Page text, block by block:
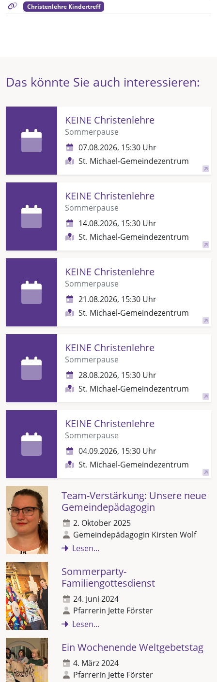
Christenlehre Kindertreff
Das könnte Sie auch interessieren:
KEINE Christenlehre
Sommerpause
07.08.2026, 15:30 Uhr
St. Michael-Gemeindezentrum
KEINE Christenlehre
Sommerpause
14.08.2026, 15:30 Uhr
St. Michael-Gemeindezentrum
KEINE Christenlehre
Sommerpause
21.08.2026, 15:30 Uhr
St. Michael-Gemeindezentrum
KEINE Christenlehre
Sommerpause
28.08.2026, 15:30 Uhr
St. Michael-Gemeindezentrum
KEINE Christenlehre
Sommerpause
04.09.2026, 15:30 Uhr
St. Michael-Gemeindezentrum
Team-Verstärkung: Unsere neue
Gemeindepädagogin
2. Oktober 2025
Gemeindepädagogin Kirsten Wolf
Lesen...
Sommerparty-
Familiengottesdienst
24. Juni 2024
Pfarrerin Jette Förster
Lesen...
Ein Wochenende Weltgebetstag
4. März 2024
Pfarrerin Jette Förster